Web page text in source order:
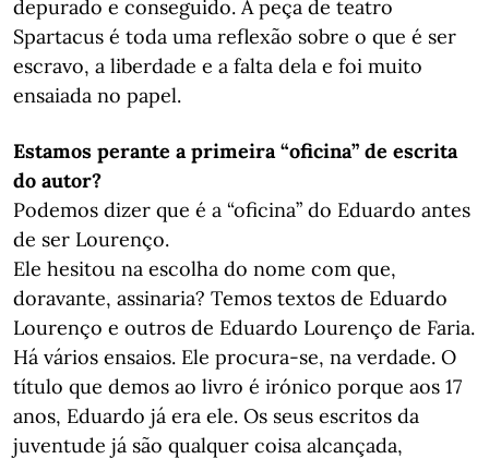
depurado e conseguido. A peça de teatro
Spartacus é toda uma reflexão sobre o que é ser
escravo, a liberdade e a falta dela e foi muito
ensaiada no papel.
Estamos perante a primeira “oficina” de escrita
do autor?
Podemos dizer que é a “oficina” do Eduardo antes
de ser Lourenço.
Ele hesitou na escolha do nome com que,
doravante, assinaria? Temos textos de Eduardo
Lourenço e outros de Eduardo Lourenço de Faria.
Há vários ensaios. Ele procura-se, na verdade. O
título que demos ao livro é irónico porque aos 17
anos, Eduardo já era ele. Os seus escritos da
juventude já são qualquer coisa alcançada,